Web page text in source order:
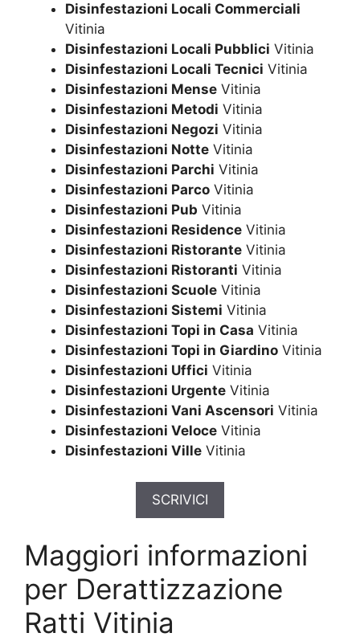
Disinfestazioni Locali Commerciali
Vitinia
Disinfestazioni Locali Pubblici Vitinia
Disinfestazioni Locali Tecnici Vitinia
Disinfestazioni Mense Vitinia
Disinfestazioni Metodi Vitinia
Disinfestazioni Negozi Vitinia
Disinfestazioni Notte Vitinia
Disinfestazioni Parchi Vitinia
Disinfestazioni Parco Vitinia
Disinfestazioni Pub Vitinia
Disinfestazioni Residence Vitinia
Disinfestazioni Ristorante Vitinia
Disinfestazioni Ristoranti Vitinia
Disinfestazioni Scuole Vitinia
Disinfestazioni Sistemi Vitinia
Disinfestazioni Topi in Casa Vitinia
Disinfestazioni Topi in Giardino Vitinia
Disinfestazioni Uffici Vitinia
Disinfestazioni Urgente Vitinia
Disinfestazioni Vani Ascensori Vitinia
Disinfestazioni Veloce Vitinia
Disinfestazioni Ville Vitinia
SCRIVICI
Maggiori informazioni
per Derattizzazione
Ratti Vitinia